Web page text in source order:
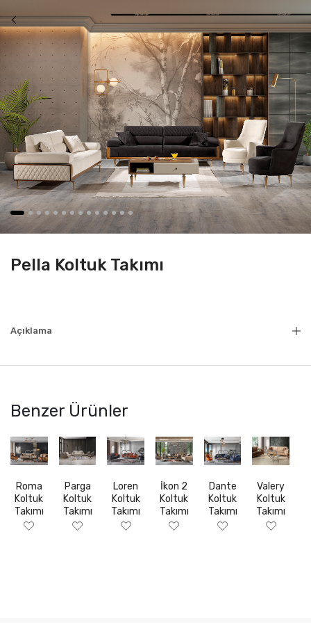
Pella Koltuk Takımı
Açıklama
Benzer Ürünler
Roma
Koltuk
Takımı
Parga
Koltuk
Takımı
Loren
Koltuk
Takımı
İkon 2
Koltuk
Takımı
Dante
Koltuk
Takımı
Valery
Koltuk
Takımı